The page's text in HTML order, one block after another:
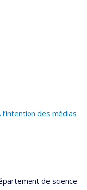
l’intention des médias
de science